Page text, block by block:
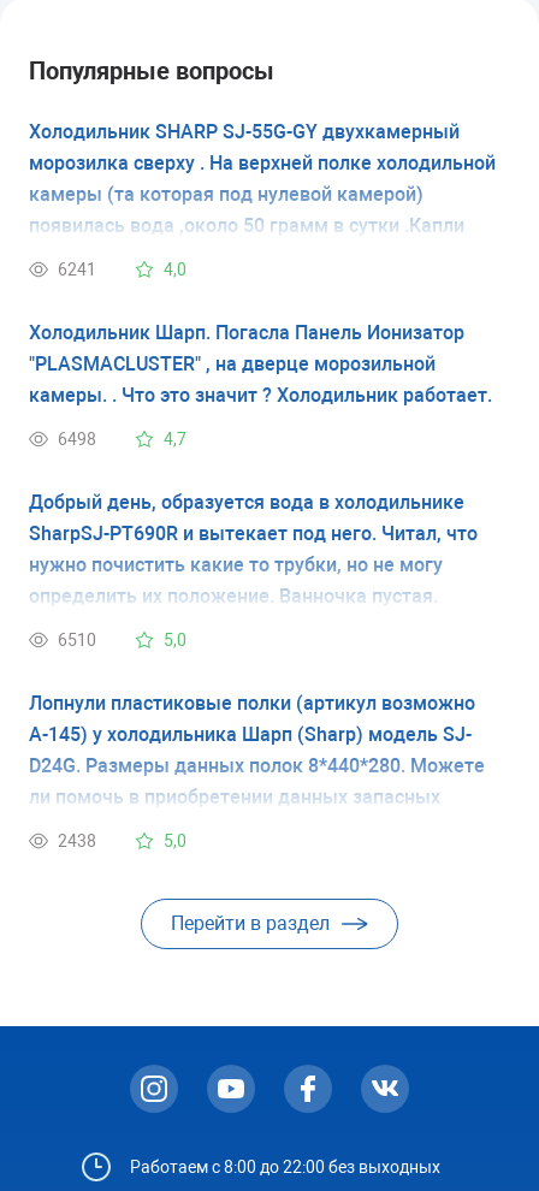
Популярные вопросы
Холодильник SHARP SJ-55G-GY двухкамерный
морозилка сверху . На верхней полке холодильной
камеры (та которая под нулевой камерой)
появилась вода ,около 50 грамм в сутки .Капли
вытекают сверху из- под пластика на задней
20 лет. Заранее благодарю за ответ.
6241 4,0
Холодильник Шарп. Погасла Панель Ионизатор
"PLASMACLUSTER" , на дверце морозильной
камеры. . Что это значит ? Холодильник работает.
6498 4,7
Добрый день, образуется вода в холодильнике
SharpSJ-PT690R и вытекает под него. Читал, что
нужно почистить какие то трубки, но не могу
определить их положение. Ванночка пустая.
6510 5,0
Лопнули пластиковые полки (артикул возможно
А-145) у холодильника Шарп (Sharp) модель SJ-
D24G. Размеры данных полок 8*440*280. Можете
ли помочь в приобретении данных запасных
частей. Сколько они будут стоить? Спасибо.
2438 5,0
Перейти в раздел
Работаем с 8:00 до 22:00 без выходных